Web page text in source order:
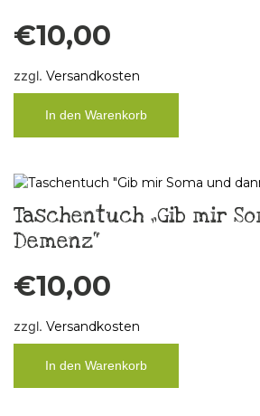
€10,00
zzgl. Versandkosten
In den Warenkorb
Taschentuch „Gib mir
Demenz“
€10,00
zzgl. Versandkosten
In den Warenkorb